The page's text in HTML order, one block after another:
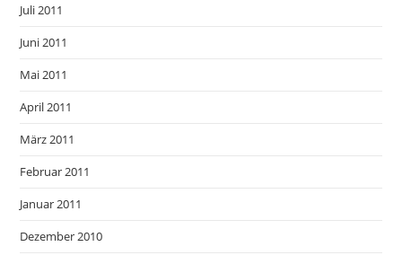
Juli 2011
Juni 2011
Mai 2011
April 2011
März 2011
Februar 2011
Januar 2011
Dezember 2010